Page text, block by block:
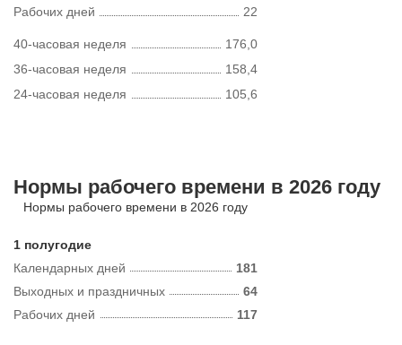
Рабочих дней
22
40-часовая неделя
176,0
36-часовая неделя
158,4
24-часовая неделя
105,6
Нормы рабочего времени в 2026 году
Нормы рабочего времени в 2026 году
1 полугодие
Календарных дней
181
Рабочих дней 117
Выходных и праздничных 64